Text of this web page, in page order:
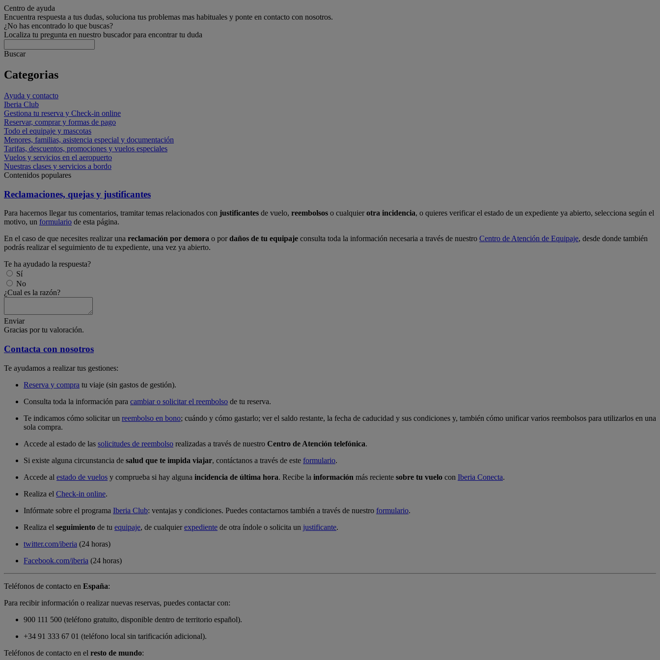
Centro de ayuda
Encuentra respuesta a tus dudas, soluciona tus problemas mas habituales y ponte en contacto con nosotros.
¿No has encontrado lo que buscas?
Localiza tu pregunta en nuestro buscador para encontrar tu duda
Buscar
Categorias
Ayuda y contacto
Iberia Club
Gestiona tu reserva y Check-in online
Reservar, comprar y formas de pago
Todo el equipaje y mascotas
Menores, familias, asistencia especial y documentación
Tarifas, descuentos, promociones y vuelos especiales
Vuelos y servicios en el aeropuerto
Nuestras clases y servicios a bordo
Contenidos populares
Reclamaciones, quejas y justificantes
Para hacernos llegar tus comentarios, tramitar temas relacionados con justificantes de vuelo, reembolsos o cualquierotra incidencia, o quieres verificar el estado de un expediente ya abierto, selecciona según el
motivo, un formulario de esta página.
En el caso de que necesites realizar una reclamación por demora o pordaños de tu equipaje consulta toda la información necesaria a través de nuestro Centro de Atención de Equipaje, desde donde también
podrás realizar el seguimiento de tu expediente, una vez ya abierto.
Te ha ayudado la respuesta?
Sí
No
¿Cual es la razón?
Enviar
Gracias por tu valoración.
Contacta con nosotros
Te ayudamos a realizar tus gestiones:
Reserva y compra tu viaje (sin gastos de gestión).
Consulta toda la información para cambiar o solicitar el reembolso de tu reserva.
Te indicamos cómo solicitar un reembolso en bono; cuándo y cómo gastarlo; ver el saldo restante, la fecha de caducidad y sus condiciones y, también cómo unificar varios reembolsos para utilizarlos en una
sola compra.
Accede al estado de las solicitudes de reembolso realizadas a través de nuestro Centro de Atención telefónica.
Si existe alguna circunstancia de salud que te impida viajar, contáctanos a través de este formulario.
Accede al estado de vuelos y comprueba si hay alguna incidencia de última hora. Recibe la información más reciente sobre tu vuelo con Iberia Conecta.
Realiza el Check-in online.
Infórmate sobre el programa Iberia Club: ventajas y condiciones. Puedes contactarnos también a través de nuestro formulario.
Realiza el seguimiento de tu equipaje, de cualquierexpediente de otra índole o solicita un justificante.
twitter.com/iberia (24 horas)
Facebook.com/iberia (24 horas)
Teléfonos de contacto en España:
Para recibir información o realizar nuevas reservas, puedes contactar con:
900 111 500 (teléfono gratuito, disponible dentro de territorio español).
+34 91 333 67 01 (teléfono local sin tarificación adicional).
Teléfonos de contacto en el resto de mundo: